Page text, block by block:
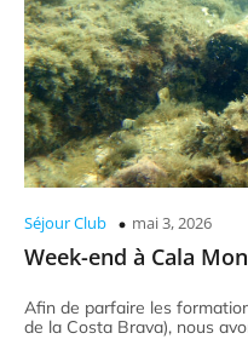
Séjour Club mai 3, 2026
Week-end à Cala
Afin de parfaire les
de la Costa Brava), nous